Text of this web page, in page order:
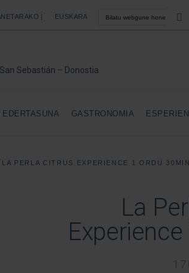
| EUSKARA
GASTRONOMIA
LA PERLA CITRUS EXPERIENCE 1 ORDU 30MIN
La